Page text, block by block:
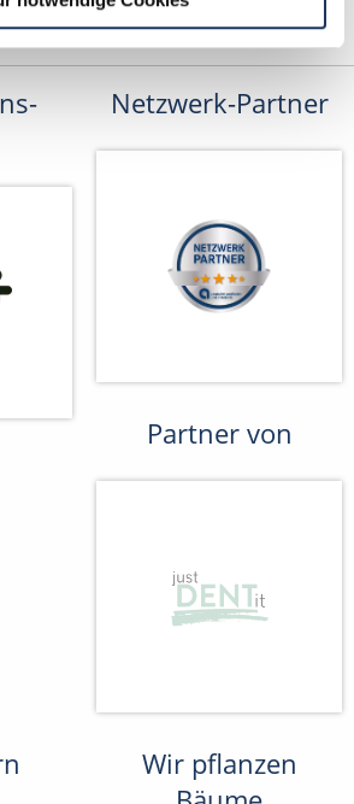
Netzwerk-Partner
Partner von
Wir pflanzen